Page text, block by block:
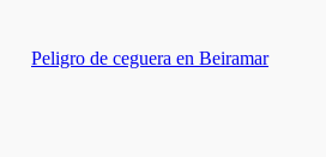
Peligro de ceguera en Beiramar